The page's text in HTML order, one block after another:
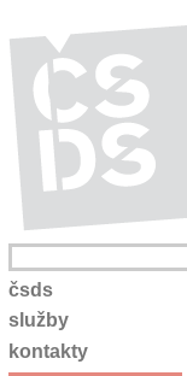
čsds
služby
kontakty